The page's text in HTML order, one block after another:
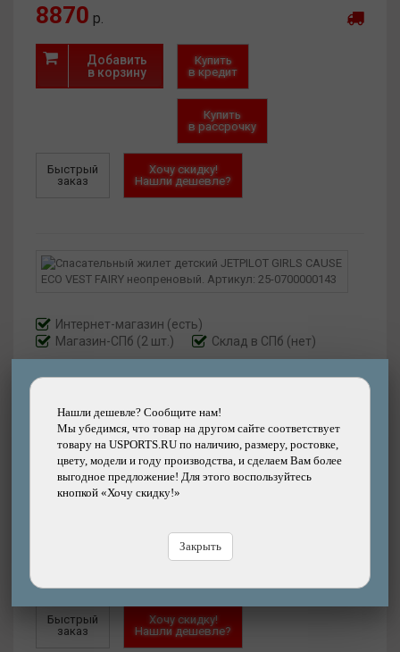
8870 р.
Нашли дешевле? Сообщите нам!
Мы убедимся, что товар на другом сайте соответствует
товару на USPORTS.RU по наличию, размеру, ростовке,
цвету, модели и году производства, и сделаем Вам более
выгодное предложение! Для этого воспользуйтесь
кнопкой «Хочу скидку!»
Закрыть
Добавить
в корзину
Купить
в кредит
Купить
в рассрочку
Быстрый
заказ
Хочу скидку!
Нашли дешевле?
Интернет-магазин (есть)
Магазин-СПб (2 шт.)
Склад в СПб (нет)
Артикул:25-0700000143
Размер:165-168 см
8870р.
Купить
Быстрый
заказ
Хочу скидку!
Нашли дешевле?